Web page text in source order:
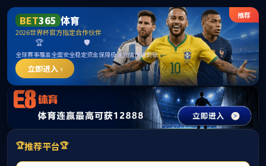
首页 学院简介 师资队伍 本科生教